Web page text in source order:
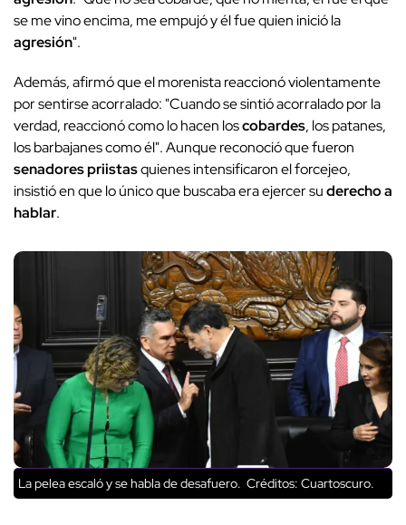
se me vino encima, me empujó y él fue quien inició la
agresión".
Además, afirmó que el morenista reaccionó violentamente
por sentirse acorralado: "Cuando se sintió acorralado por la
verdad, reaccionó como lo hacen loscobardes, los patanes,
los barbajanes como él". Aunque reconoció que fueron
senadores priistasquienes intensificaron el forcejeo,
insistió en que lo único que buscaba era ejercer suderecho a
hablar.
La pelea escaló y se habla de desafuero. Créditos: Cuartoscuro.